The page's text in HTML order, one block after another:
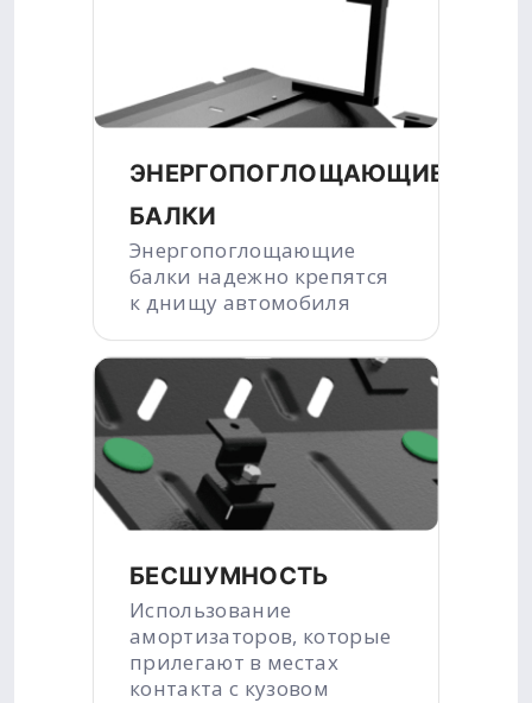
ЭНЕРГОПОГЛОЩАЮЩИЕ
БАЛКИ
Энергопоглощающие
балки надежно крепятся
к днищу автомобиля
БЕСШУМНОСТЬ
Использование
амортизаторов, которые
прилегают в местах
контакта с кузовом